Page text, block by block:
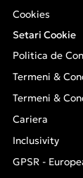
Cookies
Setari Cookie
Politica de
Termeni &
Termeni &
Cariera
Inclusivity
GPSR -